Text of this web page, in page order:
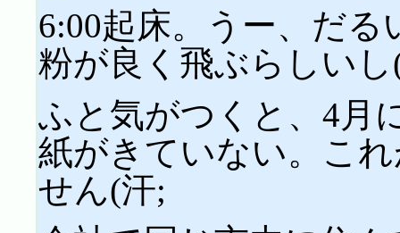
6:00起床。うー、だ
粉が良く飛ぶらしいし
ふと気がつくと、4月
紙がきていない。こ
せん(汗;